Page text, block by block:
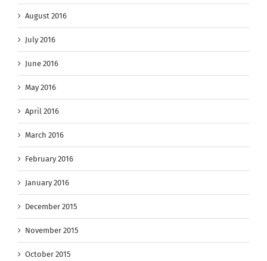
August 2016
July 2016
June 2016
May 2016
April 2016
March 2016
February 2016
January 2016
December 2015
November 2015
October 2015